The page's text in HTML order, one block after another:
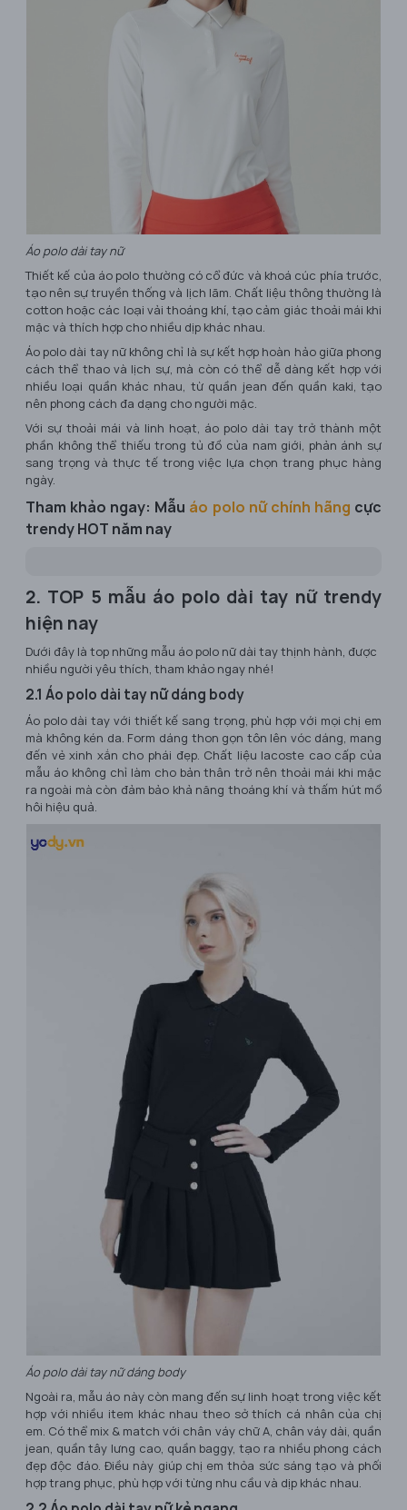
Áo polo dài tay nữ
Thiết kế của áo polo thường có cổ đức và khoá cúc phía trước,
tạo nên sự truyền thống và lịch lãm. Chất liệu thông thường là
cotton hoặc các loại vải thoáng khí, tạo cảm giác thoải mái khi
mặc và thích hợp cho nhiều dịp khác nhau.
Áo polo dài tay nữ không chỉ là sự kết hợp hoàn hảo giữa phong
cách thể thao và lịch sự, mà còn có thể dễ dàng kết hợp với
nhiều loại quần khác nhau, từ quần jean đến quần kaki, tạo
nên phong cách đa dạng cho người mặc.
Với sự thoải mái và linh hoạt, áo polo dài tay trở thành một
phần không thể thiếu trong tủ đồ của nam giới, phản ánh sự
sang trọng và thực tế trong việc lựa chọn trang phục hàng
ngày.
Tham khảo ngay: Mẫu áo polo nữ chính hãng cực
trendy HOT năm nay
2. TOP 5 mẫu áo polo dài tay nữ trendy
hiện nay
Dưới đây là top những mẫu áo polo nữ dài tay thịnh hành, được
nhiều người yêu thích, tham khảo ngay nhé!
2.1 Áo polo dài tay nữ dáng body
Áo polo dài tay với thiết kế sang trọng, phù hợp với mọi chị em
mà không kén da. Form dáng thon gọn tôn lên vóc dáng, mang
đến vẻ xinh xắn cho phái đẹp. Chất liệu lacoste cao cấp của
mẫu áo không chỉ làm cho bản thân trở nên thoải mái khi mặc
ra ngoài mà còn đảm bảo khả năng thoáng khí và thấm hút mồ
hôi hiệu quả.
Áo polo dài tay nữ dáng body
Ngoài ra, mẫu áo này còn mang đến sự linh hoạt trong việc kết
hợp với nhiều item khác nhau theo sở thích cá nhân của chị
em. Có thể mix & match với chân váy chữ A, chân váy dài, quần
jean, quần tây lưng cao, quần baggy, tạo ra nhiều phong cách
đẹp độc đáo. Điều này giúp chị em thỏa sức sáng tạo và phối
hợp trang phục, phù hợp với từng nhu cầu và dịp khác nhau.